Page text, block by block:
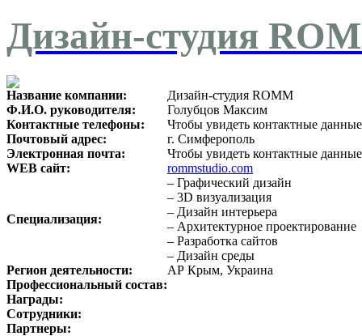
Дизайн-студия
Название компании:
Дизайн-студия ROMM
Ф.И.О. руководителя:
Голубцов Максим
Контактные телефоны:
Чтобы увидеть контактные
Почтовый адрес:
г. Симферополь
Электронная почта:
Чтобы увидеть контактные
WEB сайт:
rommstudio.com
Специализация:
– Графический дизайн
– 3D визуализация
– Дизайн интерьера
– Архитектурное проектирование
– Разработка сайтов
– Дизайн среды
Регион деятельности:
АР Крым, Украина
Профессиональный состав:
Награды:
Сотрудники:
Партнеры: